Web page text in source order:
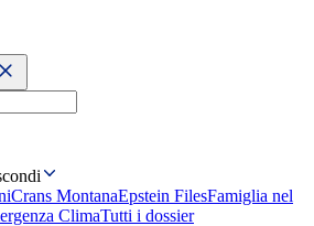
Crans MontanaEpstein FilesFamiglia nel
ClimaTutti i dossier